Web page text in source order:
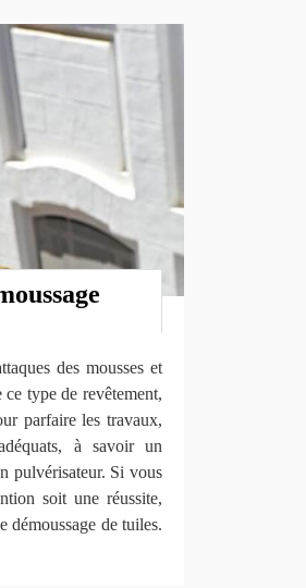
des mousses et
ce type de revêtement,
parfaire les travaux,
à savoir un
pulvérisateur. Si vous
soit une réussite,
démoussage de tuiles.